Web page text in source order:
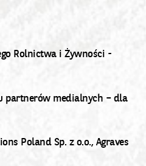
Rolnictwa i Żywności -
partnerów medialnych – dla
Poland Sp. z o.o., Agraves